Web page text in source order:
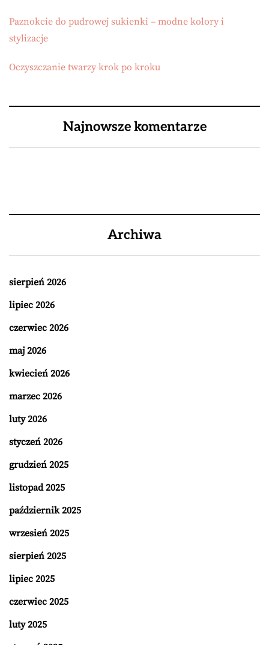
Paznokcie do pudrowej sukienki – modne kolory i
stylizacje
Oczyszczanie twarzy krok po kroku
Najnowsze komentarze
Archiwa
sierpień 2026
lipiec 2026
czerwiec 2026
maj 2026
kwiecień 2026
marzec 2026
luty 2026
styczeń 2026
grudzień 2025
listopad 2025
październik 2025
wrzesień 2025
sierpień 2025
lipiec 2025
czerwiec 2025
luty 2025